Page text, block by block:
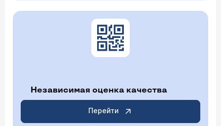
Независимая оценка качества
Перейти